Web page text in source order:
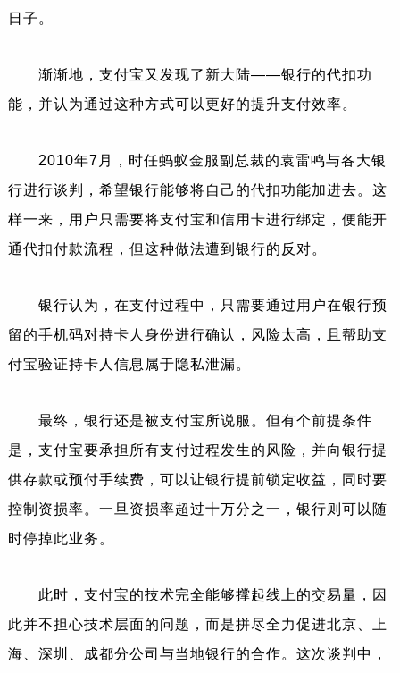
日子。
渐渐地，支付宝又发现了新大陆——银行的代扣功
能，并认为通过这种方式可以更好的提升支付效率。
2010年7月，时任蚂蚁金服副总裁的袁雷鸣与各大银
行进行谈判，希望银行能够将自己的代扣功能加进去。这
样一来，用户只需要将支付宝和信用卡进行绑定，便能开
通代扣付款流程，但这种做法遭到银行的反对。
银行认为，在支付过程中，只需要通过用户在银行预
留的手机码对持卡人身份进行确认，风险太高，且帮助支
付宝验证持卡人信息属于隐私泄漏。
最终，银行还是被支付宝所说服。但有个前提条件
是，支付宝要承担所有支付过程发生的风险，并向银行提
供存款或预付手续费，可以让银行提前锁定收益，同时要
控制资损率。一旦资损率超过十万分之一，银行则可以随
时停掉此业务。
此时，支付宝的技术完全能够撑起线上的交易量，因
此并不担心技术层面的问题，而是拼尽全力促进北京、上
海、深圳、成都分公司与当地银行的合作。这次谈判中，